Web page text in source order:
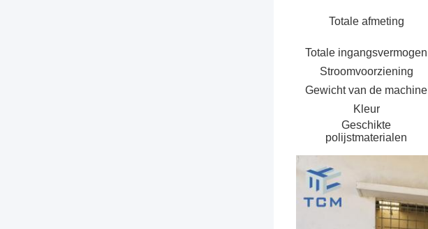
Totale afmeting
Totale ingangsvermogen
Stroomvoorziening
Gewicht van de machine
Kleur
Geschikte
polijstmaterialen